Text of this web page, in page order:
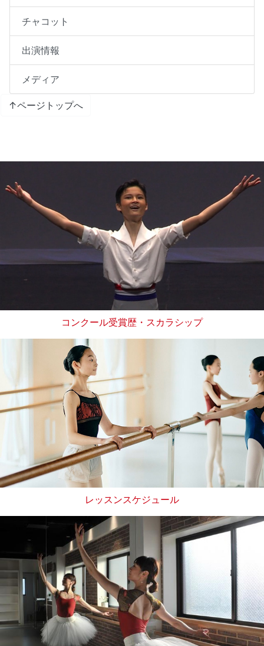
チャコット
出演情報
メディア
↑ページトップへ
コンクール受賞歴・スカラシップ
レッスンスケジュール